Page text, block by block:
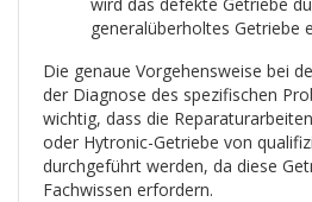
generalüberholtes Getriebe
Die genaue Vorgehensweise bei
der Diagnose des spezifischen
wichtig, dass die
oder Hytronic-Getriebe von
durchgeführt werden, da diese
Fachwissen erfordern.